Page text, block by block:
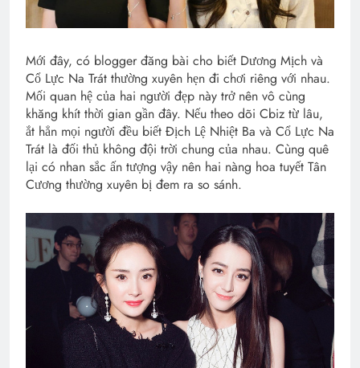
Mới đây, có blogger đăng bài cho biết Dương Mịch và
Cổ Lực Na Trát thường xuyên hẹn đi chơi riêng với nhau.
Mối quan hệ của hai người đẹp này trở nên vô cùng
khăng khít thời gian gần đây. Nếu theo dõi Cbiz từ lâu,
ắt hẳn mọi người đều biết Địch Lệ Nhiệt Ba và Cổ Lực Na
Trát là đối thủ không đội trời chung của nhau. Cùng quê
lại có nhan sắc ấn tượng vậy nên hai nàng hoa tuyết Tân
Cương thường xuyên bị đem ra so sánh.